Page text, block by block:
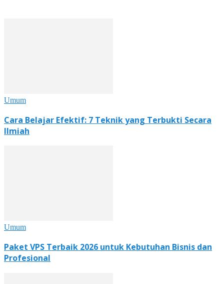
Umum
Cara Belajar Efektif: 7 Teknik yang Terbukti Secara
Ilmiah
Umum
Paket VPS Terbaik 2026 untuk Kebutuhan Bisnis dan
Profesional